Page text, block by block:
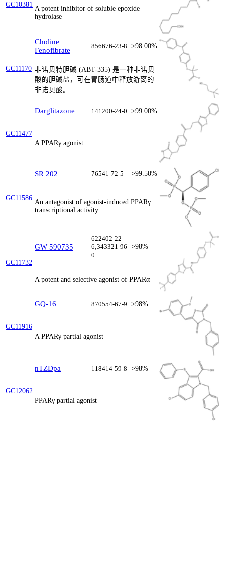
GC10381 A potent inhibitor of soluble epoxide
hydrolase
GC11170
Choline
Fenofibrate
856676-23-8 >98.00%
非诺贝特胆碱 (ABT-335) 是一种非诺贝
酸的胆碱盐，可在胃肠道中释放游离的
非诺贝酸。
GC11477
Darglitazone 141200-24-0 >99.00%
A PPARγ agonist
GC11586
SR 202 76541-72-5 >99.50%
An antagonist of agonist-induced PPARγ
transcriptional activity
GC11732
GW 590735
622402-22-
6;343321-96-
0
>98%
A potent and selective agonist of PPARα
GC11916
GQ-16 870554-67-9 >98%
A PPARγ partial agonist
GC12062
nTZDpa 118414-59-8 >98%
PPARγ partial agonist